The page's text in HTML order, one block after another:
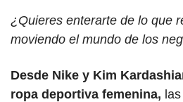
¿Quieres enterarte de lo que
moviendo el mundo de los
Desde Nike y Kim
ropa deportiva femenina,